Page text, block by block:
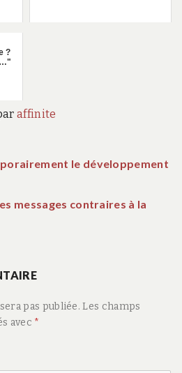
?
affinite
le développement
messages contraires à la
pas publiée. Les champs
avec *